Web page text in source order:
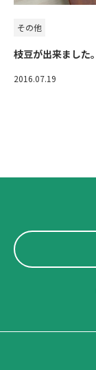
その他
枝豆が出来ました。
2016.07.19